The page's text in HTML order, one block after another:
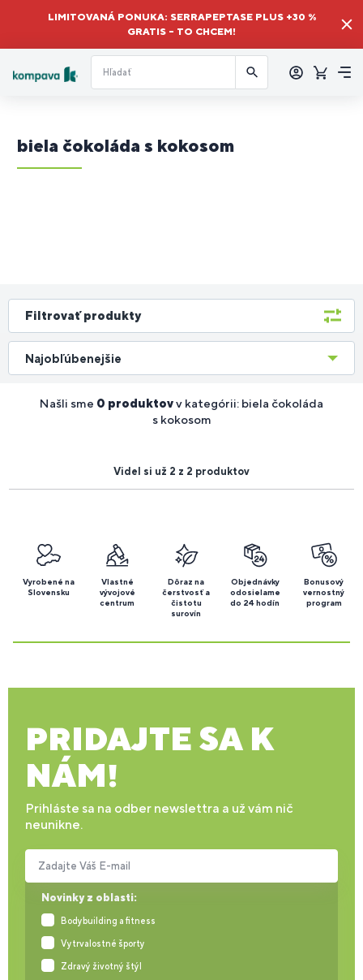
LIMITOVANÁ PONUKA: SERRAPEPTASE PLUS +30 %
GRATIS – TO CHCEM!
sa
Košík
biela čokoláda s kokosom
Filtrovať produkty
Našli sme 0 produktovv kategórii: biela čokoláda
s kokosom
Najobľúbenejšie
Videl si už 2 z 2 produktov
Vyrobené na
Slovensku
Vlastné
vývojové
centrum
Dôraz na
čerstvosť a
čistotu
surovín
Objednávky
odosielame
do 24 hodín
Bonusový
vernostný
program
PRIDAJTE SA K
NÁM!
Prihláste sa na odber newslettra a už vám nič
neunikne.
Novinky z oblasti:
Bodybuilding a fitness
Vytrvalostné športy
Zdravý životný štýl
Zadajte Váš E-mail